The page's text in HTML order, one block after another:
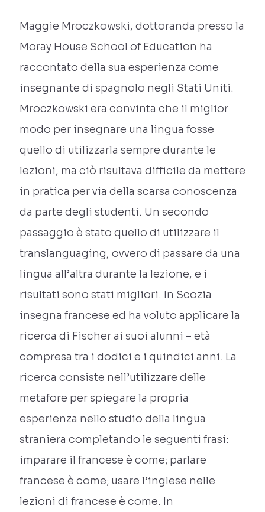
Maggie Mroczkowski, dottoranda presso la
Moray House School of Education ha
raccontato della sua esperienza come
insegnante di spagnolo negli Stati Uniti.
Mroczkowski era convinta che il miglior
modo per insegnare una lingua fosse
quello di utilizzarla sempre durante le
lezioni, ma ciò risultava difficile da mettere
in pratica per via della scarsa conoscenza
da parte degli studenti. Un secondo
passaggio è stato quello di utilizzare il
translanguaging, ovvero di passare da una
lingua all’altra durante la lezione, e i
risultati sono stati migliori. In Scozia
insegna francese ed ha voluto applicare la
ricerca di Fischer ai suoi alunni – età
compresa tra i dodici e i quindici anni. La
ricerca consiste nell’utilizzare delle
metafore per spiegare la propria
esperienza nello studio della lingua
straniera completando le seguenti frasi:
imparare il francese è come; parlare
francese è come; usare l’inglese nelle
lezioni di francese è come. In